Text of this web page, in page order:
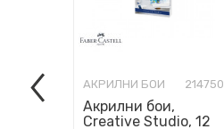
АКРИЛНИ БОИ 214750
Акрилни бои,
Creative Studio, 12